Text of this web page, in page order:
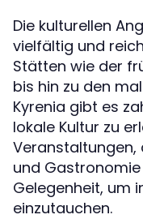
Die kulturellen
vielfältig und
Stätten wie der
bis hin zu den
Kyrenia gibt es
lokale Kultur zu
Veranstaltungen,
und
Gelegenheit, um
einzutauchen.